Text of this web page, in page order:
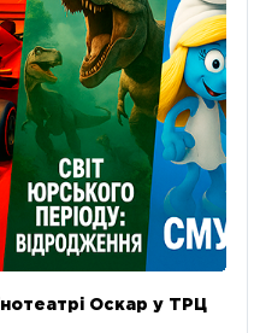
Оскар у ТРЦ